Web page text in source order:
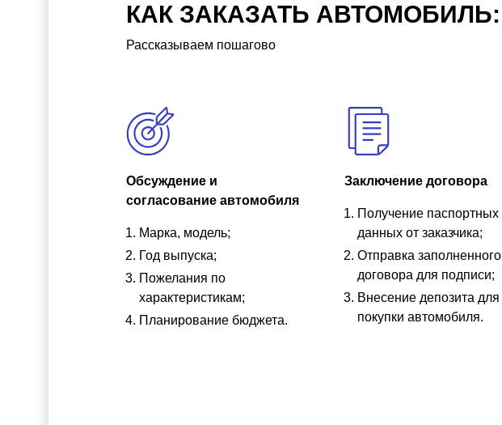
КАК ЗАКАЗАТЬ АВТОМОБИЛЬ:
Рассказываем пошагово
Обсуждение и
согласование автомобиля
Марка, модель;
Год выпуска;
Пожелания по
характеристикам;
Планирование бюджета.
Заключение договора
Получение паспортных
данных от заказчика;
Отправка заполненного
договора для подписи;
Внесение депозита для
покупки автомобиля.